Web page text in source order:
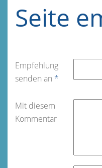
Seite
Empfehlung
senden an *
Mit diesem
Kommentar